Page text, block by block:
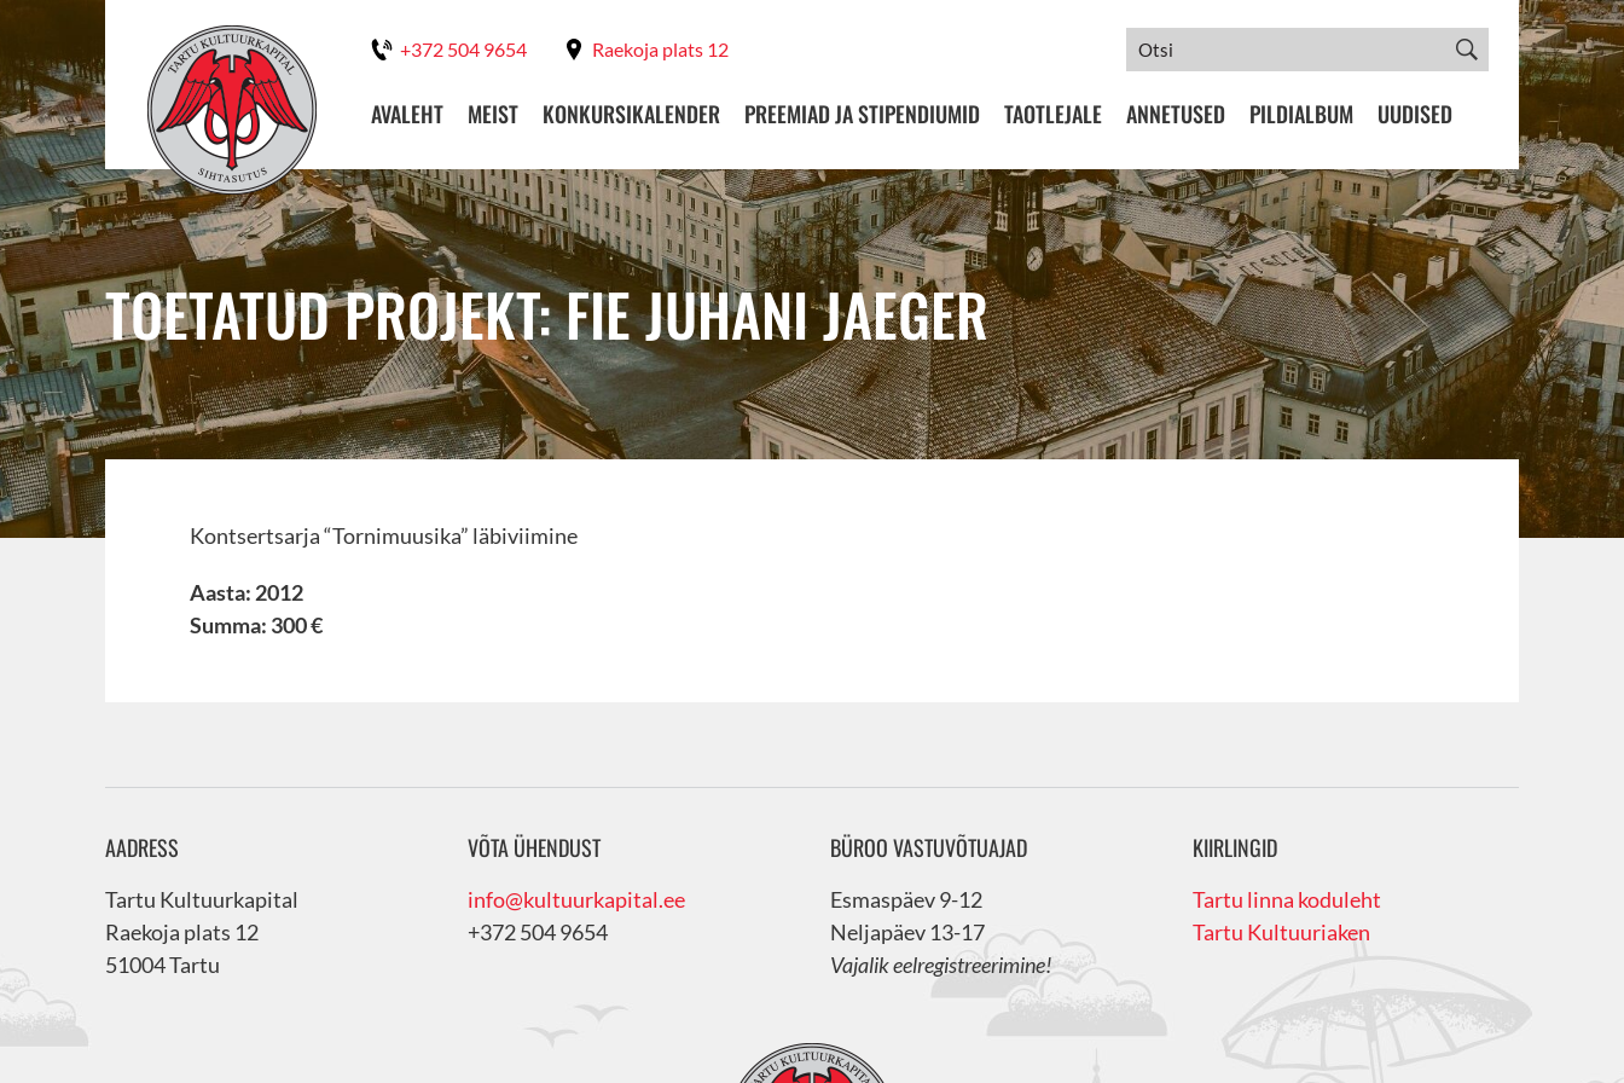
+372 504 9654 Raekoja plats 12
AVALEHT MEIST KONKURSIKALENDER PREEMIAD JA STIPENDIUMID TAOTLEJALE ANNETUSED PILDIALBUM UUDISED
TOETATUD PROJEKT: FIE JUHANI JAEGER
Kontsertsarja “Tornimuusika” läbiviimine
Aasta: 2012
Summa: 300 €
AADRESS
Tartu Kultuurkapital
Raekoja plats 12
51004 Tartu
VÕTA ÜHENDUST
info@kultuurkapital.ee
+372 504 9654
BÜROO VASTUVÕTUAJAD
Esmaspäev 9-12
Neljapäev 13-17
Vajalik eelregistreerimine!
KIIRLINGID
Tartu linna koduleht
Tartu Kultuuriaken